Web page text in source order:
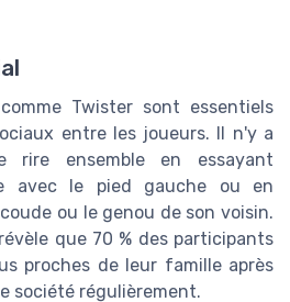
Twister sont essentiels
entre les joueurs. Il n'y a
ensemble en essayant
avec le pied gauche ou en
ou le genou de son voisin.
que 70 % des participants
proches de leur famille après
société régulièrement.